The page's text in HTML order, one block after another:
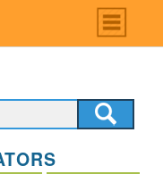
Main
menu